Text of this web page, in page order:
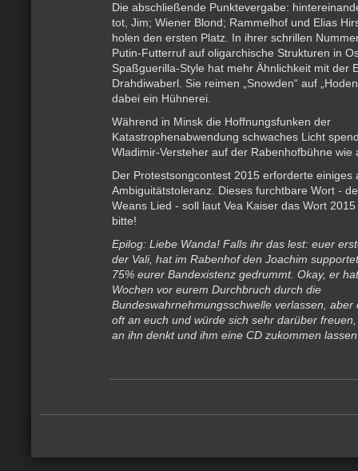
Die abschließende Punktevergabe:
tot, Jim; Wiener Blond; Rammelhof und Elias
holen den ersten Platz. In ihrer schrillen
Putin-Futterruf auf oligarchische Strukturen in
Spaßguerilla-Style hat mehr Ähnlichkeit mit der
Drahdiwaberl. Sie reimen „Snowden“ auf
dabei ein Hühnerei.
Während in Minsk die Hoffnungsfunken der
Katastrophenabwendung schwaches Licht
Wladimir-Versteher auf der Rabenhofbühne wie
Der Protestsongcontest 2015 erforderte einiges
Ambiguitätstoleranz. Dieses furchtbare Wort -
Weans Lied - soll laut Vea Kaiser das Wort
bitte!
Epilog: Liebe Wanda! Falls ihr das lest: euer
der Vali, hat im Rabenhof den Joachim
75% eurer Bandexistenz gedrummt. Okay, er
Wochen vor eurem Durchbruch durch die
Bundeswahrnehmungsschwelle verlassen, aber
oft an euch und würde sich sehr darüber
an ihn denkt und ihm eine CD zukommen